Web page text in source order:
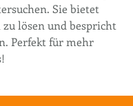
Sie bietet
lösen und bespricht
Perfekt für mehr